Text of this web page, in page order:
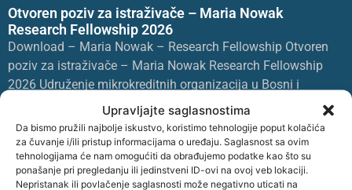
Upravljajte saglasnostima
Da bismo pružili najbolje iskustvo, koristimo tehnologije poput kolačića
za čuvanje i/ili pristup informacijama o uređaju. Saglasnost sa ovim
tehnologijama će nam omogućiti da obrađujemo podatke kao što su
ponašanje pri pregledanju ili jedinstveni ID-ovi na ovoj veb lokaciji.
Nepristanak ili povlačenje saglasnosti može negativno uticati na
Otvoren poziv za istraživače – Maria Nowak
Research Fellowship 2026
Download – Maria Nowak – Research Fellowship Otvoren
poziv za istraživače – Maria Nowak Research Fellowship
2026 Udruženje mikrokreditnih organizacija u Bosni i
Opširnije »